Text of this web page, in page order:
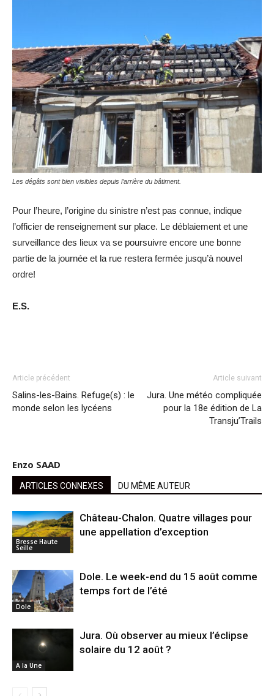
Les dégâts sont bien visibles depuis l’arrière du bâtiment.
Pour l’heure, l’origine du sinistre n’est pas connue, indique
l’officier de renseignement sur place. Le déblaiement et une
surveillance des lieux va se poursuivre encore une bonne
partie de la journée et la rue restera fermée jusqu’à nouvel
ordre!
E.S.
Article précédent
Salins-les-Bains. Refuge(s) : le
monde selon les lycéens
Article suivant
Jura. Une météo compliquée
pour la 18e édition de La
Transju’Trails
Enzo SAAD
ARTICLES CONNEXES DU MÊME AUTEUR
Bresse Haute
Seille
Château-Chalon. Quatre villages pour
une appellation d’exception
Dole
Dole. Le week-end du 15 août comme
temps fort de l’été
A la Une
Jura. Où observer au mieux l’éclipse
solaire du 12 août ?